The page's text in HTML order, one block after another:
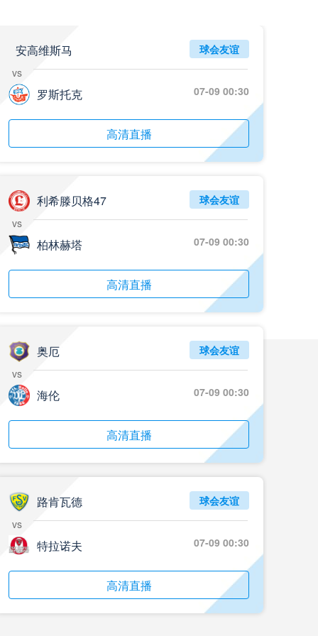
安高维斯马
vs
罗斯托克
球会友谊
07-09 00:30
高清直播
利希滕贝格47
vs
柏林赫塔
球会友谊
07-09 00:30
高清直播
奥厄
vs
海伦
球会友谊
07-09 00:30
高清直播
路肯瓦德
vs
特拉诺夫
球会友谊
07-09 00:30
高清直播